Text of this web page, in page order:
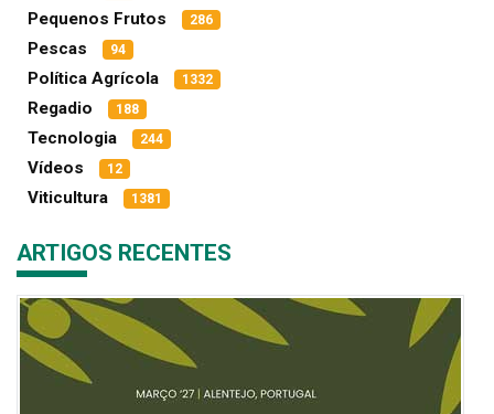
Pequenos Frutos 286
Pescas 94
Política Agrícola 1332
Regadio 188
Tecnologia 244
Vídeos 12
Viticultura 1381
ARTIGOS RECENTES